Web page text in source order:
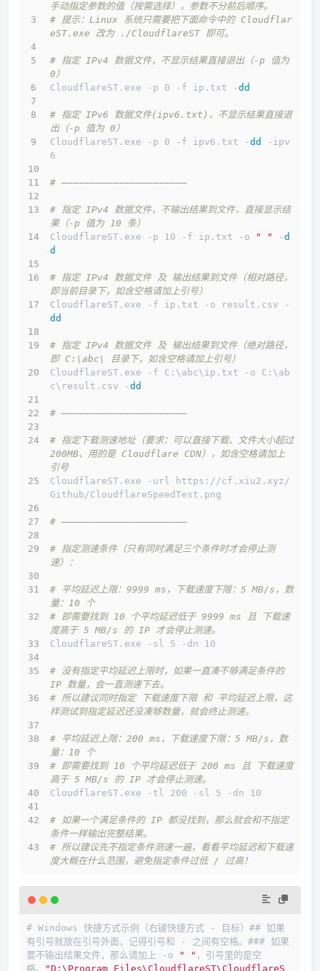
手动指定参数的值（按需选择），参数不分前后顺序。
# 提示：Linux 系统只需要把下面命令中的 Cloudflar
eST.exe 改为 ./CloudflareST 即可。
# 指定 IPv4 数据文件，不显示结果直接退出（-p 值为
0）
CloudflareST.exe -p 0 -f ip.txt -dd
# 指定 IPv6 数据文件(ipv6.txt)，不显示结果直接退
出（-p 值为 0）
CloudflareST.exe -p 0 -f ipv6.txt -dd
-ipv
6
# ——————————————————————
# 指定 IPv4 数据文件，不输出结果到文件，直接显示结
果（-p 值为 10 条）
CloudflareST.exe -p 10 -f ip.txt -o
" " -d
d
# 指定 IPv4 数据文件 及 输出结果到文件（相对路径，
即当前目录下，如含空格请加上引号）
CloudflareST.exe -f ip.txt -o result.csv -
dd
# 指定 IPv4 数据文件 及 输出结果到文件（绝对路径，
即 C:\abc\ 目录下，如含空格请加上引号）
CloudflareST.exe -f C:\abc\ip.txt -o C:\ab
c\result.csv -dd
# ——————————————————————
# 指定下载测速地址（要求：可以直接下载、文件大小超过
200MB、用的是 Cloudflare CDN），如含空格请加上
引号
CloudflareST.exe -url https://cf.xiu2.xyz/
Github/CloudflareSpeedTest.png
# ——————————————————————
# 指定测速条件（只有同时满足三个条件时才会停止测
速）：
# 平均延迟上限：9999 ms，下载速度下限：5 MB/s，数
量：10 个
# 即需要找到 10 个平均延迟低于 9999 ms 且 下载速
度高于 5 MB/s 的 IP 才会停止测速。
CloudflareST.exe -sl 5 -dn 10
# 没有指定平均延迟上限时，如果一直凑不够满足条件的
IP 数量，会一直测速下去。
# 所以建议同时指定 下载速度下限 和 平均延迟上限，这
样测试到指定延迟还没凑够数量，就会终止测速。
# 平均延迟上限：200 ms，下载速度下限：5 MB/s，数
量：10 个
# 即需要找到 10 个平均延迟低于 200 ms 且 下载速度
高于 5 MB/s 的 IP 才会停止测速。
CloudflareST.exe -tl 200 -sl 5 -dn 10
# 如果一个满足条件的 IP 都没找到，那么就会和不指定
条件一样输出完整结果。
# 所以建议先不指定条件测速一遍，看看平均延迟和下载速
度大概在什么范围，避免指定条件过低 / 过高！
# Windows 快捷方式示例（右键快捷方式 - 目标）## 如果
有引号就放在引号外面，记得引号和 - 之间有空格。### 如果
要不输出结果文件，那么请加上 -o
" " ，引号里的是空
格。
"D:\Program Files\CloudflareST\CloudflareS